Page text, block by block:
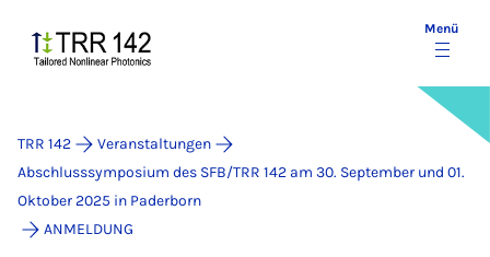
Menü
TRR 142
Veranstaltungen
Abschlusssymposium des SFB/TRR 142 am 30. September und 01.
Oktober 2025 in Paderborn
ANMELDUNG